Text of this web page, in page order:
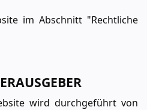
im Abschnitt "Rechtliche
wird durchgeführt von